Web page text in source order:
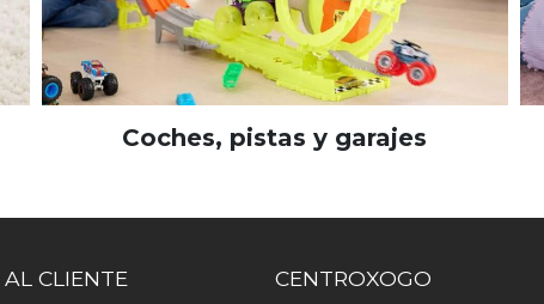
Coches, pistas y garajes
CLIENTE CENTROXOGO